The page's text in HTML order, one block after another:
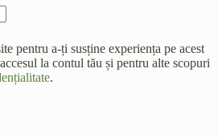
pentru a-ți susține experiența pe acest
la contul tău și pentru alte scopuri
.